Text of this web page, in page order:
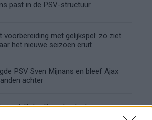
past in de PSV-structuur
voorbereiding met gelijkspel: zo ziet
het nieuwe seizoen eruit
PSV Sven Mijnans en bleef Ajax
achter
viraal: Peter Bosz kapt interview na